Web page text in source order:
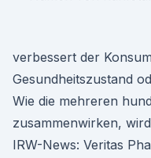
verbessert der
Gesundheitszustand
Wie die mehreren
zusammenwirken,
IRW-News: Veritas